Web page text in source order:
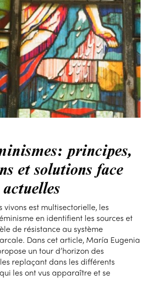
principes,
et solutions face
vivons est multisectorielle, les
en identifient les sources et
de résistance au système
Dans cet article, María Eugenia
un tour d’horizon des
replaçant dans les différents
les ont vus apparaître et se